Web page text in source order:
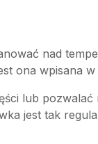
nad
ona wpisana
lub pozwalać
jest tak